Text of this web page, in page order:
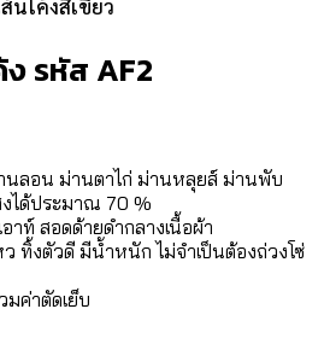
ส้นโค้งสีเขียว
รหัส AF2
นลอน ม่านตาไก่ ม่านหลุยส์ ม่านพับ
ได้ประมาณ 70 %
าท์ สอดด้ายดำกลางเนื้อผ้า
ทิ้งตัวดี มีน้ำหนัก ไม่จำเป็นต้องถ่วงโซ่
มค่าตัดเย็บ